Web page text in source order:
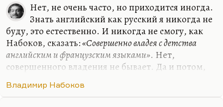
Нет, не очень часто, но приходится иногда.
Знать английский как русский я никогда не
буду, это естественно. И никогда не смогу, как
Набоков, сказать:«Совершенно владея с детства
английским и французским языками». Нет,
совершенного владения не бывает. Да и потом,
довольно регулярно: есть знаменитая его
Владимир Набоков